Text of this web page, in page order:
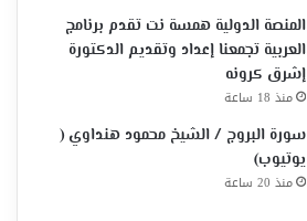
المنصة الدولية همسة نت تقدم برنامج
العربية تجمعنا إعداد وتقديم الدكتورة
إشرق كرونه
منذ 18 ساعة
سورة البروج / الشيخ محمود هنداوي (
يوتيوب)
منذ 20 ساعة